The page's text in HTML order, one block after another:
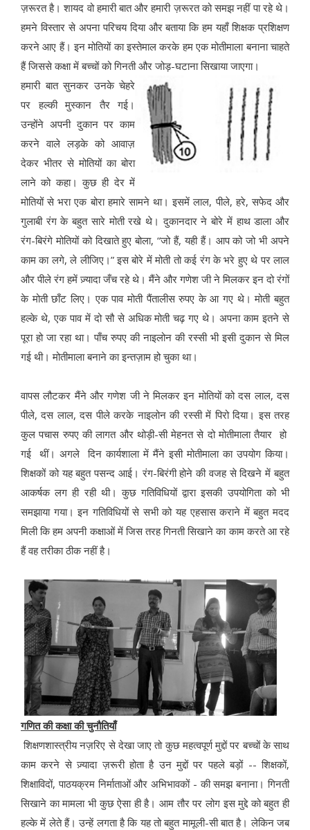
ज़रूरत है। शायद वो हमारी बात और हमारी ज़रूरत को समझ नहीं पा रहे थे।
हमने विस्तार से अपना परिचय दिया और बताया कि हम यहाँ शिक्षक प्रशिक्षण
करने आए हैं। इन मोतियों का इस्तेमाल करके हम एक मोतीमाला बनाना चाहते
हैं जिससे कक्षा में बच्चों को गिनती और जोड़-घटाना सिखाया जाएगा।
हमारी बात सुनकर उनके चेहरे
पर हल्की मुस्कान तैर गई।
उन्होंने अपनी दुकान पर काम
करने वाले लड़के को आवाज़
देकर भीतर से मोतियों का बोरा
लाने को कहा। कुछ ही देर में
मोतियों से भरा एक बोरा हमारे सामने था। इसमें लाल, पीले, हरे, सफेद और
गुलाबी रंग के बहुत सारे मोती रखे थे। दुकानदार ने बोरे में हाथ डाला और
रंग-बिरंगे मोतियों को दिखाते हुए बोला, “जो हैं, यही हैं। आप को जो भी अपने
काम का लगे, ले लीजिए।” इस बोरे में मोती तो कई रंग के भरे हुए थे पर लाल
और पीले रंग हमें ज़्यादा जँच रहे थे। मैंने और गणेश जी ने मिलकर इन दो रंगों
के मोती छाँट लिए। एक पाव मोती पैंतालीस रुपए के आ गए थे। मोती बहुत
हल्के थे, एक पाव में दो सौ से अधिक मोती चढ़ गए थे। अपना काम इतने से
पूरा हो जा रहा था। पाँच रुपए की नाइलोन की रस्सी भी इसी दुकान से मिल
गई थी। मोतीमाला बनाने का इन्तज़ाम हो चुका था।
वापस लौटकर मैंने और गणेश जी ने मिलकर इन मोतियों को दस लाल, दस
पीले, दस लाल, दस पीले करके नाइलोन की रस्सी में पिरो दिया। इस तरह
कुल पचास रुपए की लागत और थोड़ी-सी मेहनत से दो मोतीमाला तैयार हो
गई थीं। अगले दिन कार्यशाला में मैंने इसी मोतीमाला का उपयोग किया।
शिक्षकों को यह बहुत पसन्द आई। रंग-बिरंगी होने की वजह से दिखने में बहुत
आकर्षक लग ही रही थी। कुछ गतिविधियों द्वारा इसकी उपयोगिता को भी
समझाया गया। इन गतिविधियों से सभी को यह एहसास कराने में बहुत मदद
मिली कि हम अपनी कक्षाओं में जिस तरह गिनती सिखाने का काम करते आ रहे
हैं वह तरीका ठीक नहीं है।
गणित की कक्षा की चुनौतियाँ
शिक्षणशास्त्रीय नज़रिए से देखा जाए तो कुछ महत्वपूर्ण मुद्दों पर बच्चों के साथ
काम करने से ज़्यादा ज़रूरी होता है उन मुद्दों पर पहले बड़ों -- शिक्षकों,
शिक्षाविदों, पाठयक्रम निर्माताओं और अभिभावकों - की समझ बनाना। गिनती
सिखाने का मामला भी कुछ ऐसा ही है। आम तौर पर लोग इस मुद्दे को बहुत ही
हल्के में लेते हैं। उन्हें लगता है कि यह तो बहुत मामूली-सी बात है। लेकिन जब